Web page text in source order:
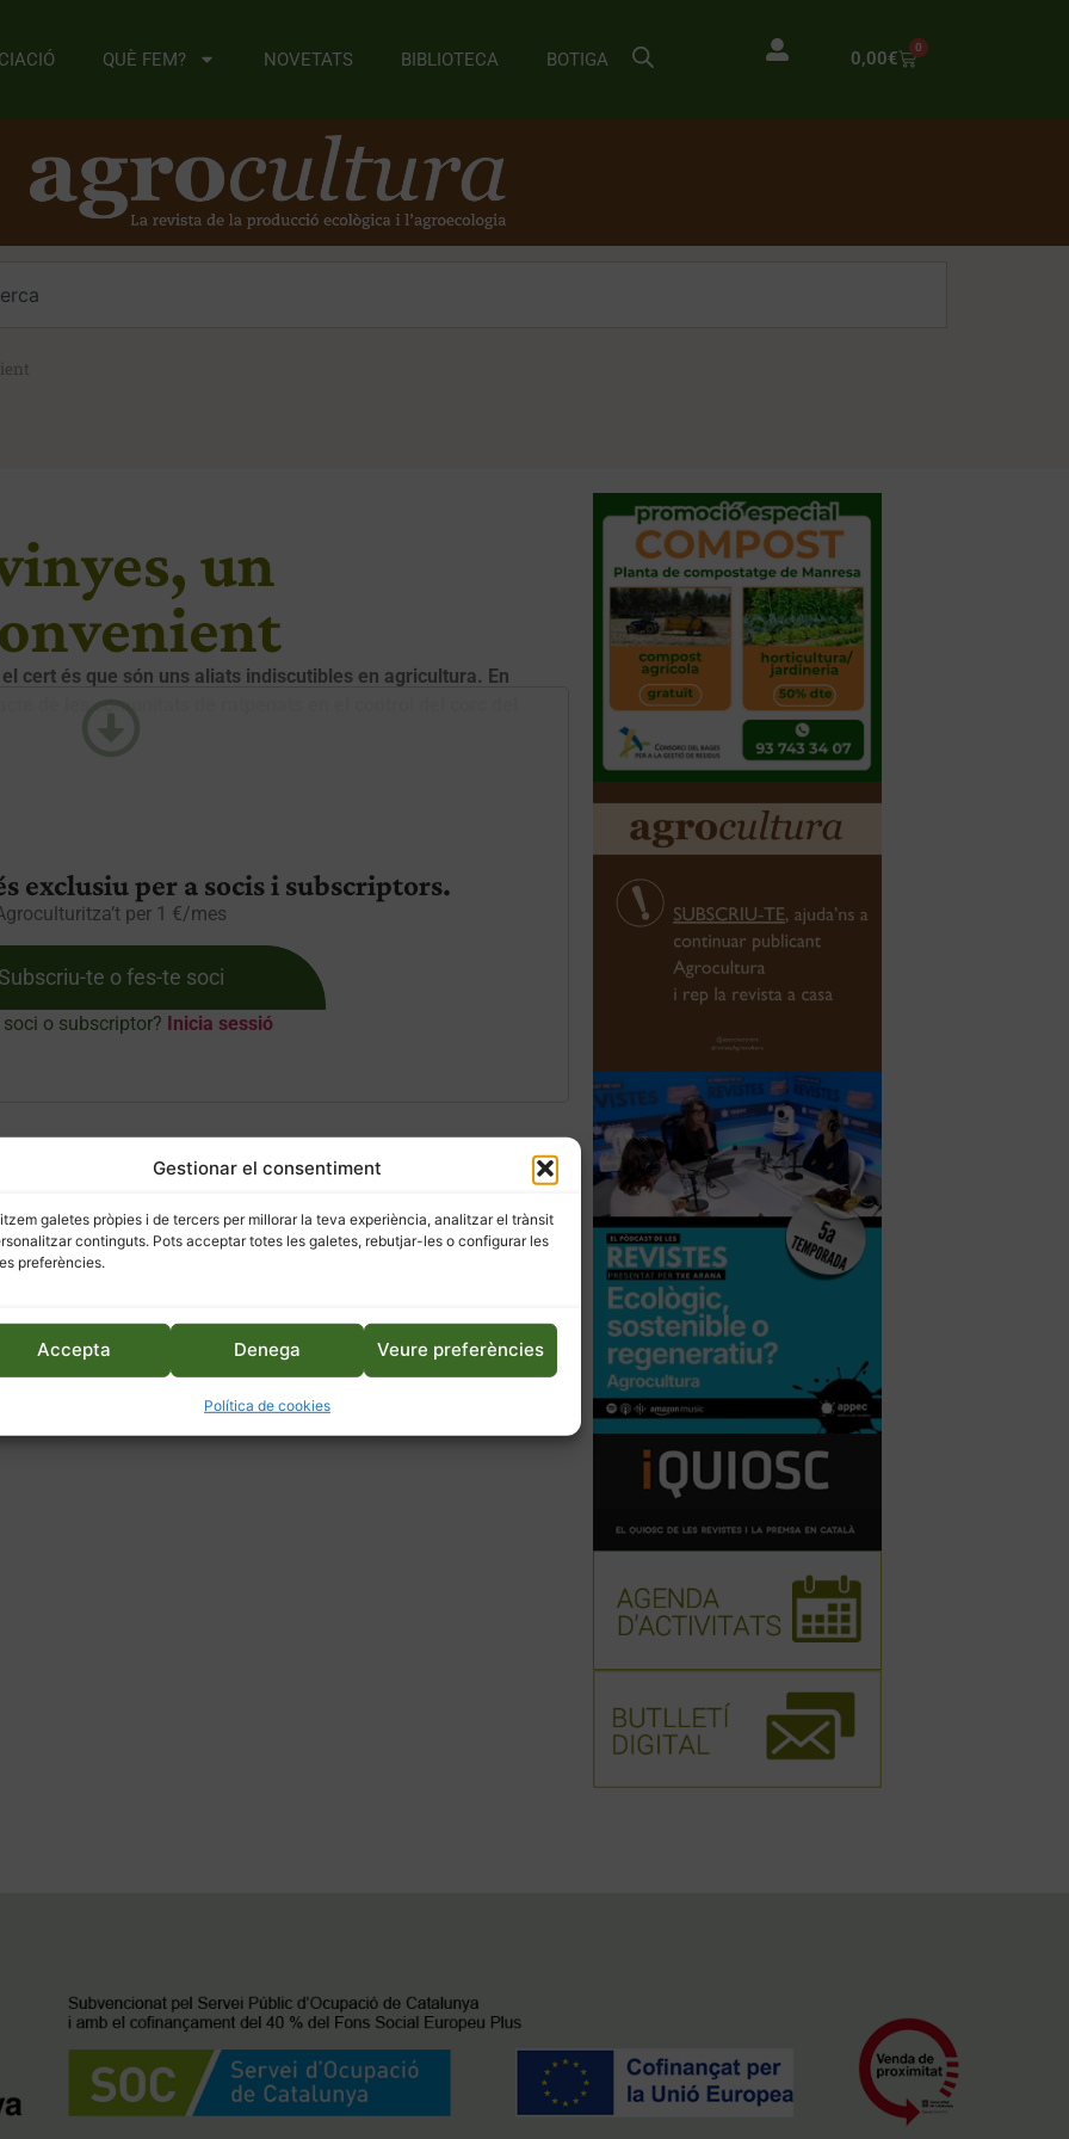
Gestionar el consentiment
galetes pròpies i de tercers per millorar la teva experiència, analitzar el trànsit
continguts. Pots acceptar totes les galetes, rebutjar-les o configurar les
preferències.
Accepta Denega Veure preferències
Política de cookies
QUÈ FEM? NOVETATS BIBLIOTECA BOTIGA 0,00€
0
un
cert és que són uns aliats indiscutibles en agricultura. En
de les comunitats de ratpenats en el control del corc del
exclusiu per a socis i subscriptors.
per 1 €/mes
Subscriu-te o fes-te soci
o subscriptor? Inicia sessió